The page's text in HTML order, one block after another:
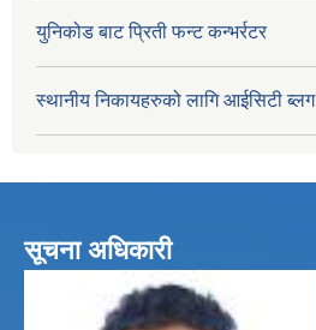
युनिकोड बाट प्रिती फन्ट कन्भर्रटर
स्थानीय निकायहरुको लागि आईसिटी ब्लग
सूचना अधिकारी